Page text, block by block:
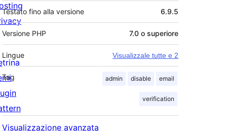
Testato fino alla versione 6.9.5
Versione PHP 7.0 o superiore
Lingue Visualizzale tutte e 2
Tag admin disable email
verification
Visualizzazione avanzata